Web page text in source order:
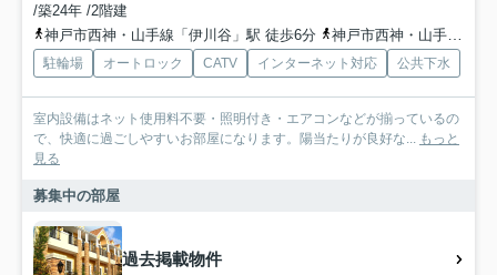
/築24年 /2階建
神戸市西神・山手線「伊川谷」駅 徒歩6分
神戸市西神・山手線「学園都市」駅 徒歩20分
駐輪場 オートロック CATV インターネット対応 公共下水
室内設備はネット使用料不要・照明付き・エアコンなどが揃っているの
で、快適に過ごしやすいお部屋になります。陽当たりが良好な... もっと
見る
募集中の部屋
過去掲載物件